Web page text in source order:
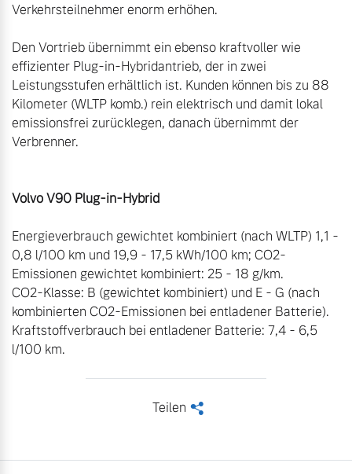
Den Vortrieb übernimmt ein ebenso kraftvoller wie
effizienter Plug-in-Hybridantrieb, der in zwei
Leistungsstufen erhältlich ist. Kunden können bis zu 88
Kilometer (WLTP komb.) rein elektrisch und damit lokal
emissionsfrei zurücklegen, danach übernimmt der
Verbrenner.
Volvo V90 Plug-in-Hybrid
Energieverbrauch gewichtet kombiniert (nach WLTP) 1,1 -
0,8 l/100 km und 19,9 - 17,5 kWh/100 km; CO2-
Emissionen gewichtet kombiniert: 25 - 18 g/km.
CO2-Klasse: B (gewichtet kombiniert) und E - G (nach
kombinierten CO2-Emissionen bei entladener Batterie).
Kraftstoffverbrauch bei entladener Batterie: 7,4 - 6,5
l/100 km.
Teilen <